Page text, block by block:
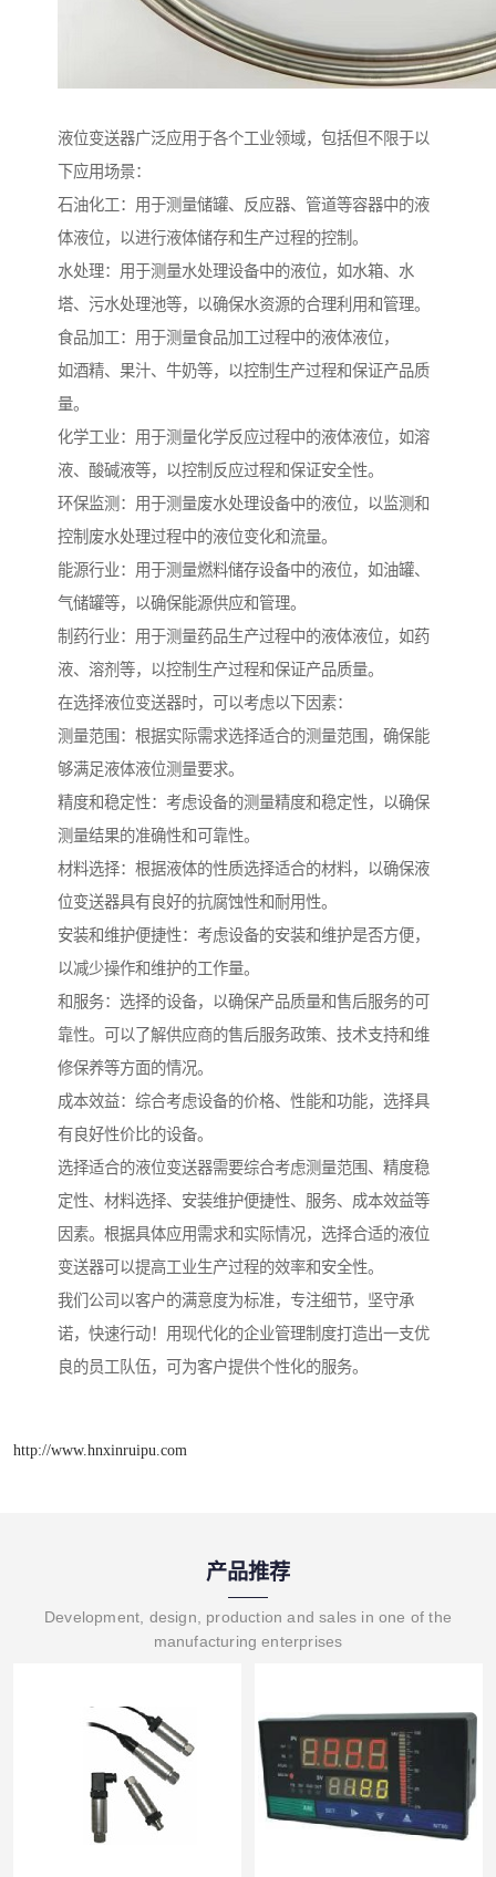
液位变送器广泛应用于各个工业领域，包括但不限于以
下应用场景：
石油化工：用于测量储罐、反应器、管道等容器中的液
体液位，以进行液体储存和生产过程的控制。
水处理：用于测量水处理设备中的液位，如水箱、水
塔、污水处理池等，以确保水资源的合理利用和管理。
食品加工：用于测量食品加工过程中的液体液位，
如酒精、果汁、牛奶等，以控制生产过程和保证产品质
量。
化学工业：用于测量化学反应过程中的液体液位，如溶
液、酸碱液等，以控制反应过程和保证安全性。
环保监测：用于测量废水处理设备中的液位，以监测和
控制废水处理过程中的液位变化和流量。
能源行业：用于测量燃料储存设备中的液位，如油罐、
气储罐等，以确保能源供应和管理。
制药行业：用于测量药品生产过程中的液体液位，如药
液、溶剂等，以控制生产过程和保证产品质量。
在选择液位变送器时，可以考虑以下因素：
测量范围：根据实际需求选择适合的测量范围，确保能
够满足液体液位测量要求。
精度和稳定性：考虑设备的测量精度和稳定性，以确保
测量结果的准确性和可靠性。
材料选择：根据液体的性质选择适合的材料，以确保液
位变送器具有良好的抗腐蚀性和耐用性。
安装和维护便捷性：考虑设备的安装和维护是否方便，
以减少操作和维护的工作量。
和服务：选择的设备，以确保产品质量和售后服务的可
靠性。可以了解供应商的售后服务政策、技术支持和维
修保养等方面的情况。
成本效益：综合考虑设备的价格、性能和功能，选择具
有良好性价比的设备。
选择适合的液位变送器需要综合考虑测量范围、精度稳
定性、材料选择、安装维护便捷性、服务、成本效益等
因素。根据具体应用需求和实际情况，选择合适的液位
变送器可以提高工业生产过程的效率和安全性。
我们公司以客户的满意度为标准，专注细节，坚守承
诺，快速行动！用现代化的企业管理制度打造出一支优
良的员工队伍，可为客户提供个性化的服务。
http://www.hnxinruipu.com
产品推荐
Development, design, production and sales in one of the
manufacturing enterprises